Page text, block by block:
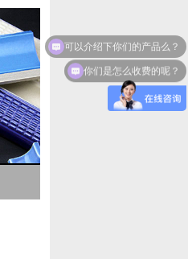
你们是怎么收费的呢？